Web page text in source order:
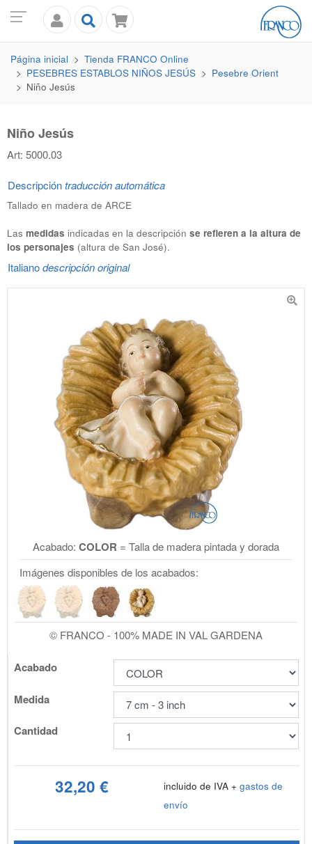
Página inicial Tienda FRANCO Online
PESEBRES ESTABLOS NIÑOS JESÚS
Pesebre Orient
Niño Jesús
Niño Jesús
Art: 5000.03
Descripcióntraducción automática
Tallado en madera de ARCE
Las medidas indicadas en la descripción se refieren a la altura de
los personajes (altura de San José).
Italianodescripción original
Acabado: COLOR = Talla de madera pintada y dorada
Imágenes disponibles de los acabados:
© FRANCO - 100% MADE IN VAL GARDENA
Acabado
Medida
Cantidad
32,20 € incluido de IVA + gastos de
envío